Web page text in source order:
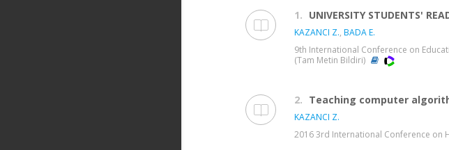
1. UNIVERSITY STUDENTS'
KAZANCI Z., BADA E.
9th International Conference on
(Tam Metin Bildiri)
2. Teaching computer
KAZANCI Z.
2016 3rd International Conference on